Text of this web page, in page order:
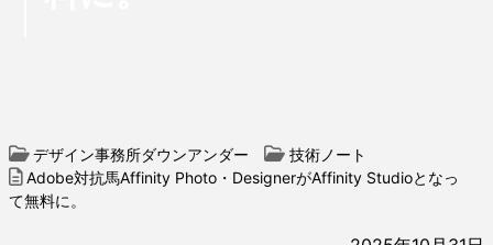
デザイン事務所ダウンアンダー
技術ノート
Adobe対抗馬Affinity Photo・DesignerがAffinity Studioとなっ
て無料に。